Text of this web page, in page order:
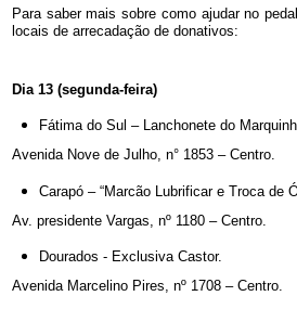
Para saber mais sobre como ajudar no
locais de arrecadação de donativos:
Dia 13 (segunda-feira)
Fátima do Sul – Lanchonete do
Avenida Nove de Julho, n° 1853 – Centro.
Carapó – “Marcão Lubrificar e Troca de
Av. presidente Vargas, nº 1180 – Centro.
Dourados - Exclusiva Castor.
Avenida Marcelino Pires, nº 1708 – Centro.